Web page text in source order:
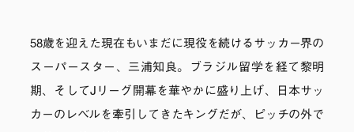
58歳を迎えた現在もいまだに現役を続けるサッカー界の
スーパースター、三浦知良。ブラジル留学を経て黎明
期、そしてJリーグ開幕を華やかに盛り上げ、日本サッ
カーのレベルを牽引してきたキングだが、ピッチの外で